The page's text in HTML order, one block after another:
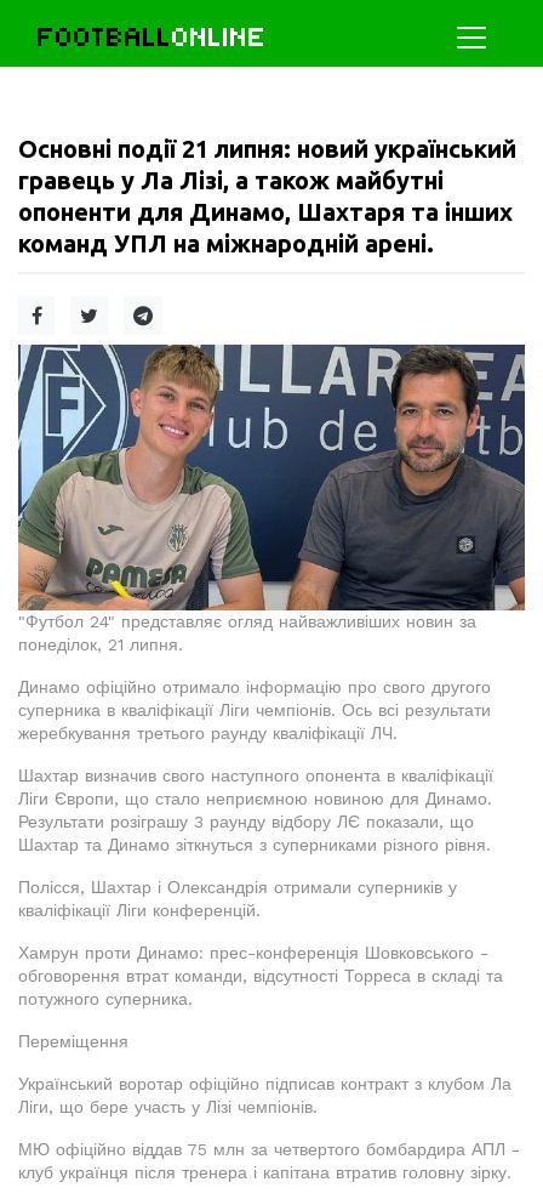
FOOTBALLONLINE
Основні події 21 липня: новий український
гравець у Ла Лізі, а також майбутні
опоненти для Динамо, Шахтаря та інших
команд УПЛ на міжнародній арені.
"Футбол 24" представляє огляд найважливіших новин за
понеділок, 21 липня.
Динамо офіційно отримало інформацію про свого другого
суперника в кваліфікації Ліги чемпіонів. Ось всі результати
жеребкування третього раунду кваліфікації ЛЧ.
Шахтар визначив свого наступного опонента в кваліфікації
Ліги Європи, що стало неприємною новиною для Динамо.
Результати розіграшу 3 раунду відбору ЛЄ показали, що
Шахтар та Динамо зіткнуться з суперниками різного рівня.
Полісся, Шахтар і Олександрія отримали суперників у
кваліфікації Ліги конференцій.
Хамрун проти Динамо: прес-конференція Шовковського -
обговорення втрат команди, відсутності Торреса в складі та
потужного суперника.
Переміщення
Український воротар офіційно підписав контракт з клубом Ла
Ліги, що бере участь у Лізі чемпіонів.
МЮ офіційно віддав 75 млн за четвертого бомбардира АПЛ -
клуб українця після тренера і капітана втратив головну зірку.